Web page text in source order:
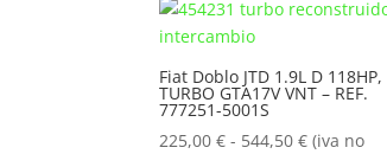
225,00 €
544,50 €
Fiat Doblo JTD 1.9L D 118HP,
TURBO GTA17V VNT – REF.
777251-5001S
225,00€ - 544,50€Rango
(iva no